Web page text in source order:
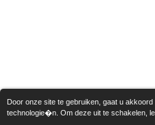
Door onze site te gebruiken, gaat u
technologie�n. Om deze uit te schakelen,